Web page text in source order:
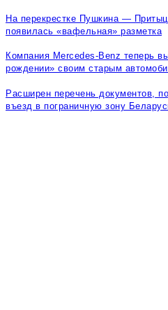
На перекрестке Пушкина —
появилась «вафельная» разметка
Компания Mercedes-Benz теперь
рождении» своим старым
Расширен перечень документов,
въезд в пограничную зону